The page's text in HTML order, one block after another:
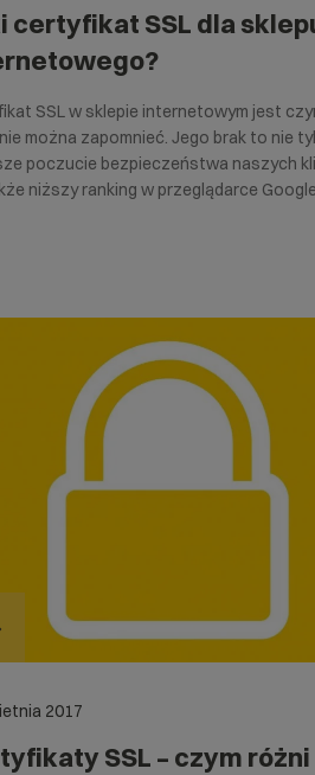
certyfikat SSL dla
SSL w sklepie internetowym jest
można zapomnieć. Jego brak to nie
poczucie bezpieczeństwa naszych
niższy ranking w przeglądarce
2017
SSL – czym